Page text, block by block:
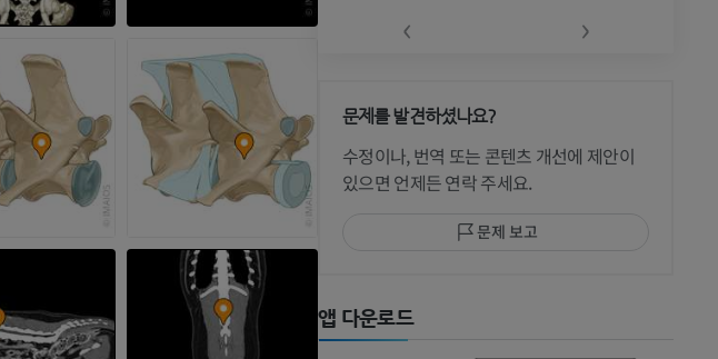
‹ ›
문제를 발견하셨나요?
수정이나, 번역 또는 콘텐츠 개선에 제안이
있으면 언제든 연락 주세요.
문제 보고
앱 다운로드